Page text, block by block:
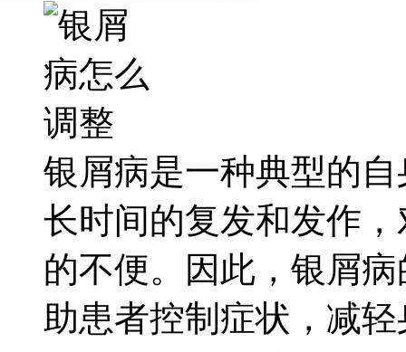
银屑病是一种典型的
长时间的复发和发作
的不便。因此，银屑
助患者控制症状，减轻